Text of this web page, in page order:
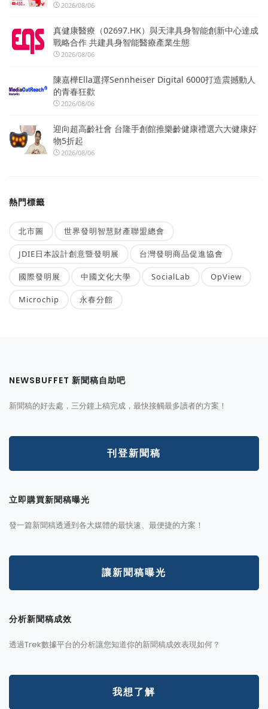
2026/08/06
真健康醫療（02697.HK）與天津具身智能創新中心達成
戰略合作 共建具身智能醫療產業生態
2026/08/06
陳嘉樺Ella選擇Sennheiser Digital 6000打造震撼動人
的青春狂歡
2026/08/06
迎向超高齡社會 台隆手創館推樂齡健康禮選六大健康好
物5折起
2026/08/06
熱門標籤
北市圖 世界發明智慧財產聯盟總會
JDIE日本設計創意暨發明展 台灣發明商品促進協會
國際發明展 中國文化大學 SocialLab OpView
Microchip 永春分館
NEWSBUFFET 新聞稿自助吧
新聞稿的好去處，三分鐘上稿完成，最快接觸最多讀者的方案！
刊登新聞稿
立即購買新聞稿曝光
發一篇新聞稿透通到各大媒體的最快速、最便捷的方案！
讓新聞稿曝光
分析新聞稿成效
透過Trek數據平台的分析讓您知道你的新聞稿成效表現如何？
我想了解